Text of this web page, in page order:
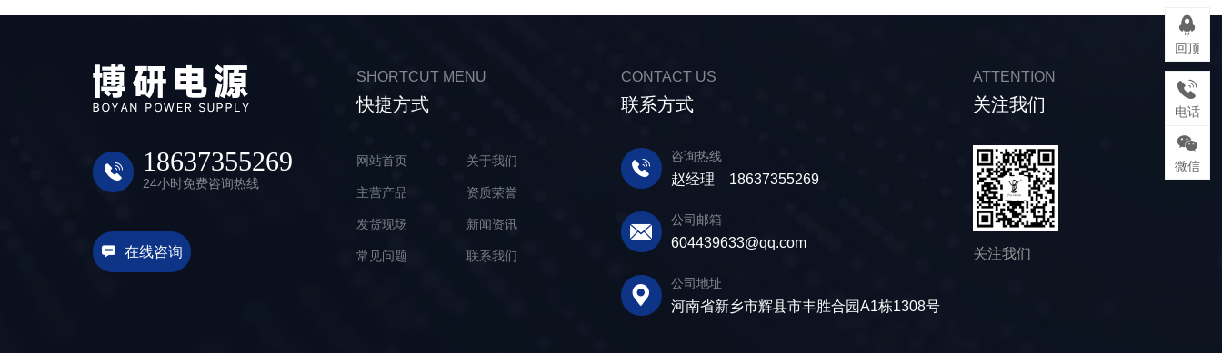
18637355269
24小时免费咨询热线
在线咨询
SHORTCUT MENU
快捷方式
网站首页 关于我们
主营产品 资质荣誉
发货现场 新闻资讯
常见问题 联系我们
CONTACT US
联系方式
咨询热线
赵经理 18637355269
公司邮箱
604439633@qq.com
公司地址
河南省新乡市辉县市丰胜合园A1栋1308号
ATTENTION
关注我们
关注我们
回顶
电话
微信